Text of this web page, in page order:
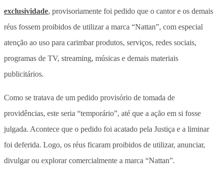
exclusividade, provisoriamente foi pedido que o cantor e os demais
réus fossem proibidos de utilizar a marca “Nattan”, com especial
atenção ao uso para carimbar produtos, serviços, redes sociais,
programas de TV, streaming, músicas e demais materiais
publicitários.
Como se tratava de um pedido provisório de tomada de
providências, este seria “temporário”, até que a ação em si fosse
julgada. Acontece que o pedido foi acatado pela Justiça e a liminar
foi deferida. Logo, os réus ficaram proibidos de utilizar, anunciar,
divulgar ou explorar comercialmente a marca “Nattan”.